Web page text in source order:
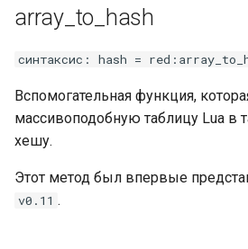
array_to_hash
синтаксис: hash =
Вспомогательная функция,
массивоподобную таблицу Lua в
хешу.
Этот метод был впервые
v0.11 .